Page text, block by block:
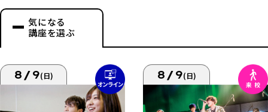
気になる
講座を選ぶ
8/9(日) 8/9(日)